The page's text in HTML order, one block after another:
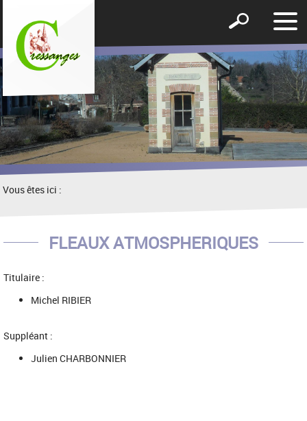
le
Afficher
formulaire
de
recherche
Vous êtes ici :
FLEAUX ATMOSPHERIQUES
Titulaire :
Michel RIBIER
Suppléant :
Julien CHARBONNIER